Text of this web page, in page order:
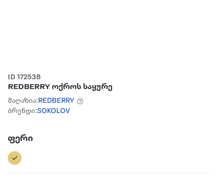
ID 172538
REDBERRY ოქროს საყურე
მაღაზია:REDBERRY
ბრენდი:SOKOLOV
ფერი